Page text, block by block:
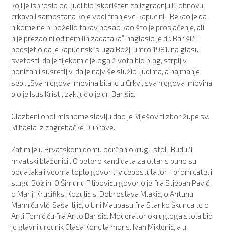
koji je isprosio od ljudi bio iskorišten za izgradnju ili obnovu
crkava i samostana koje vodi franjevci kapucini. „Rekao je da
nikome ne bi poželio takav posao kao što je prosjačenje, ali
nije prezao ni od nemilih zadataka”, naglasio je dr. Barišić i
podsjetio da je kapucinski sluga Božji umro 1981. na glasu
svetosti, da je tijekom cijeloga života bio blag, strpljiv,
ponizan i susretljiv, da je najviše služio ljudima, a najmanje
sebi. „Sva njegova imovina bila je u Crkvi, sva njegova imovina
bio je Isus Krist”, zaključio je dr. Barišić.
Glazbeni obol misnome slavlju dao je Mješoviti zbor župe sv.
Mihaela iz zagrebačke Dubrave.
Zatim je u Hrvatskom domu održan okrugli stol „Budući
hrvatski blaženici”. O petero kandidata za oltar s puno su
podataka i veoma toplo govorili vicepostulatori i promicatelji
slugu Božjih. O Šimunu Filipoviću govorio je fra Stjepan Pavić,
o Mariji Krucifiksi Kozulić s. Dobroslava Mlakić, o Antunu
Mahniću vlč. Saša Ilijić, o Lini Maupasu fra Stanko Škunca te o
Anti Tomičiću fra Anto Barišić. Moderator okrugloga stola bio
je glavni urednik Glasa Koncila mons. Ivan Miklenić, a u